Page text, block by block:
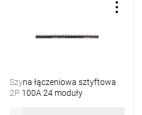
Szyna łączeniowa sztyftowa
2P 100A 24 moduły